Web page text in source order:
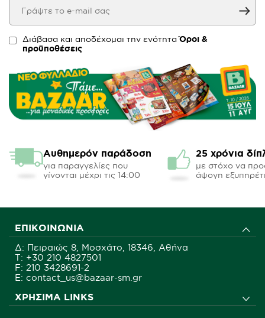
Διάβασα και αποδέχομαι την ενότηταΌροι &
προϋποθέσεις
Αυθημερόν παράδοση
για παραγγελίες που
γίνονται μέχρι τις 14:00
25 χρόνια
με στόχο να
άψογη
ΕΠΙΚΟΙΝΩΝΊΑ
Δ: Πειραιώς 8, Μοσχάτο, 18346, Αθήνα
Τ: +30 210 4827501
F: 210 3428691-2
E: contact_us@bazaar-sm.gr
ΧΡΉΣΙΜΑ LINKS